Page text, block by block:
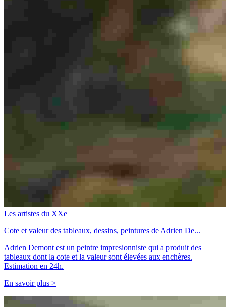
Les artistes du XXe
Cote et valeur des tableaux, dessins, peintures de Adrien De...
Adrien Demont est un peintre impresionniste qui a produit des
tableaux dont la cote et la valeur sont élevées aux enchères.
Estimation en 24h.
En savoir plus >